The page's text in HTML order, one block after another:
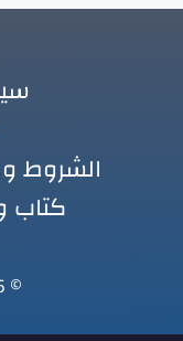
الشروط و
كتاب
© 2026 الكويت بوست